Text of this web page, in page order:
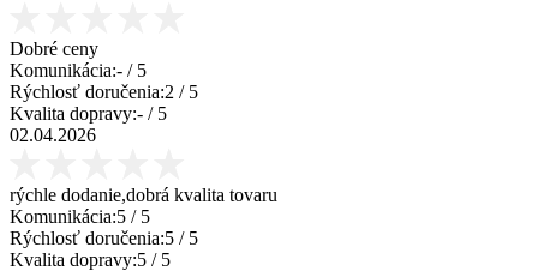
Dobré ceny
Komunikácia:- / 5
Rýchlosť doručenia:2 / 5
Kvalita dopravy:- / 5
02.04.2026
rýchle dodanie,dobrá kvalita tovaru
Komunikácia:5 / 5
Rýchlosť doručenia:5 / 5
Kvalita dopravy:5 / 5